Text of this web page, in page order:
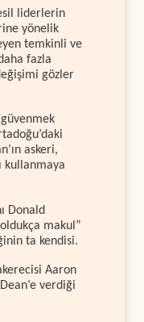
liderlerin
yönelik
temkinli ve
fazla
gözler
güvenmek
askeri,
kullanmaya
Donald
makul”
ta kendisi.
Aaron
verdiği